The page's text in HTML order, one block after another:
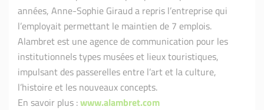
années, Anne-Sophie Giraud a repris l’entreprise qui
l’employait permettant le maintien de 7 emplois.
Alambret est une agence de communication pour les
institutionnels types musées et lieux touristiques,
impulsant des passerelles entre l’art et la culture,
l’histoire et les nouveaux concepts.
En savoir plus :www.alambret.com